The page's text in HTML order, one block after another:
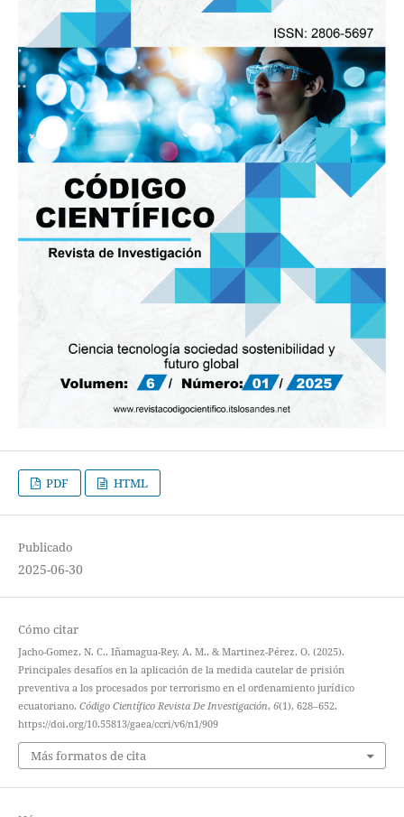
PDF HTML
Publicado
2025-06-30
Cómo citar
Jacho-Gomez, N. C., Iñamagua-Rey, A. M., & Martinez-Pérez, O. (2025).
Principales desafíos en la aplicación de la medida cautelar de prisión
preventiva a los procesados por terrorismo en el ordenamiento jurídico
ecuatoriano. Código Científico Revista De Investigación, 6(1), 628–652.
https://doi.org/10.55813/gaea/ccri/v6/n1/909
Más formatos de cita